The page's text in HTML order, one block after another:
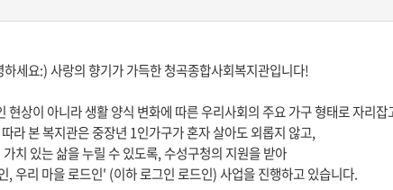
하세요:) 사랑의 향기가 가득한 청곡종합사회복지관입니다!
현상이 아니라 생활 양식 변화에 따른 우리사회의 주요 가구 형태로 자리잡
라 본 복지관은 중장년 1인가구가 혼자 살아도 외롭지 않고,
가치 있는 삶을 누릴 수 있도록, 수성구청의 지원을 받아
, 우리 마을 로드인' (이하 로그인 로드인) 사업을 진행하고 있습니다.